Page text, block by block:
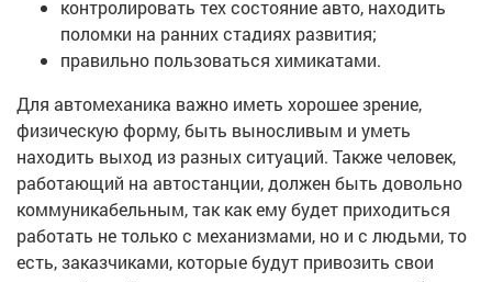
контролировать тех состояние авто, находить
поломки на ранних стадиях развития;
правильно пользоваться химикатами.
Для автомеханика важно иметь хорошее зрение,
физическую форму, быть выносливым и уметь
находить выход из разных ситуаций. Также человек,
работающий на автостанции, должен быть довольно
коммуникабельным, так как ему будет приходиться
работать не только с механизмами, но и с людьми, то
есть, заказчиками, которые будут привозить свои